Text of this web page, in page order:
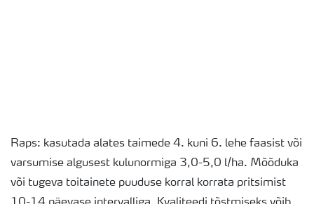
Raps: kasutada alates taimede 4. kuni 6. lehe faasist või
varsumise algusest kulunormiga 3,0-5,0 l/ha. Mõõduka
või tugeva toitainete puuduse korral korrata pritsimist